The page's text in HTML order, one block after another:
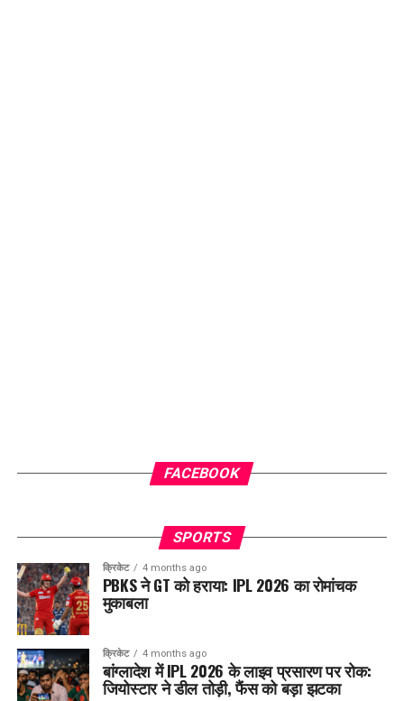
FACEBOOK
SPORTS
क्रिकेट 4 months ago
PBKS ने GT को हराया: IPL 2026 का रोमांचक
मुकाबला
क्रिकेट 4 months ago
बांग्लादेश में IPL 2026 के लाइव प्रसारण पर रोक:
जियोस्टार ने डील तोड़ी, फैंस को बड़ा झटका